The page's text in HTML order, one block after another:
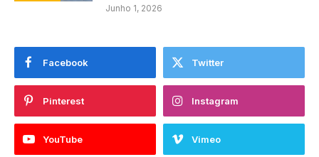
Junho 1, 2026
Facebook Twitter
Pinterest Instagram
YouTube Vimeo